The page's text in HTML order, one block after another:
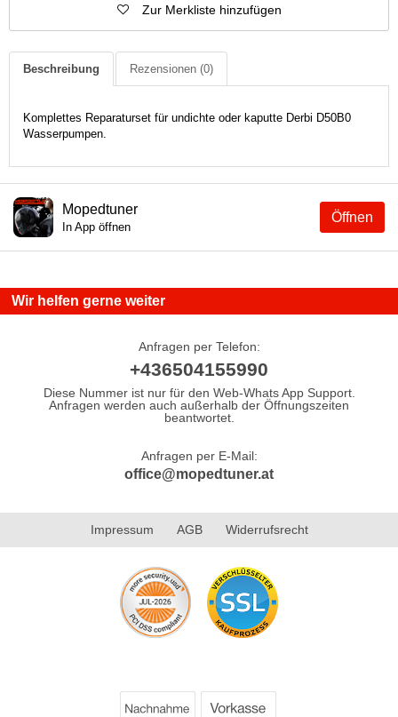
Zur Merkliste hinzufügen
Beschreibung Rezensionen (0)
Komplettes Reparaturset für undichte oder kaputte Derbi D50B0
Wasserpumpen.
Öffnen
Mopedtuner
In App öffnen
Wir helfen gerne weiter
Anfragen per Telefon:
+436504155990
Diese Nummer ist nur für den Web-Whats App Support.
Anfragen werden auch außerhalb der Öffnungszeiten
beantwortet.
Anfragen per E-Mail:
office@mopedtuner.at
Impressum AGB Widerrufsrecht